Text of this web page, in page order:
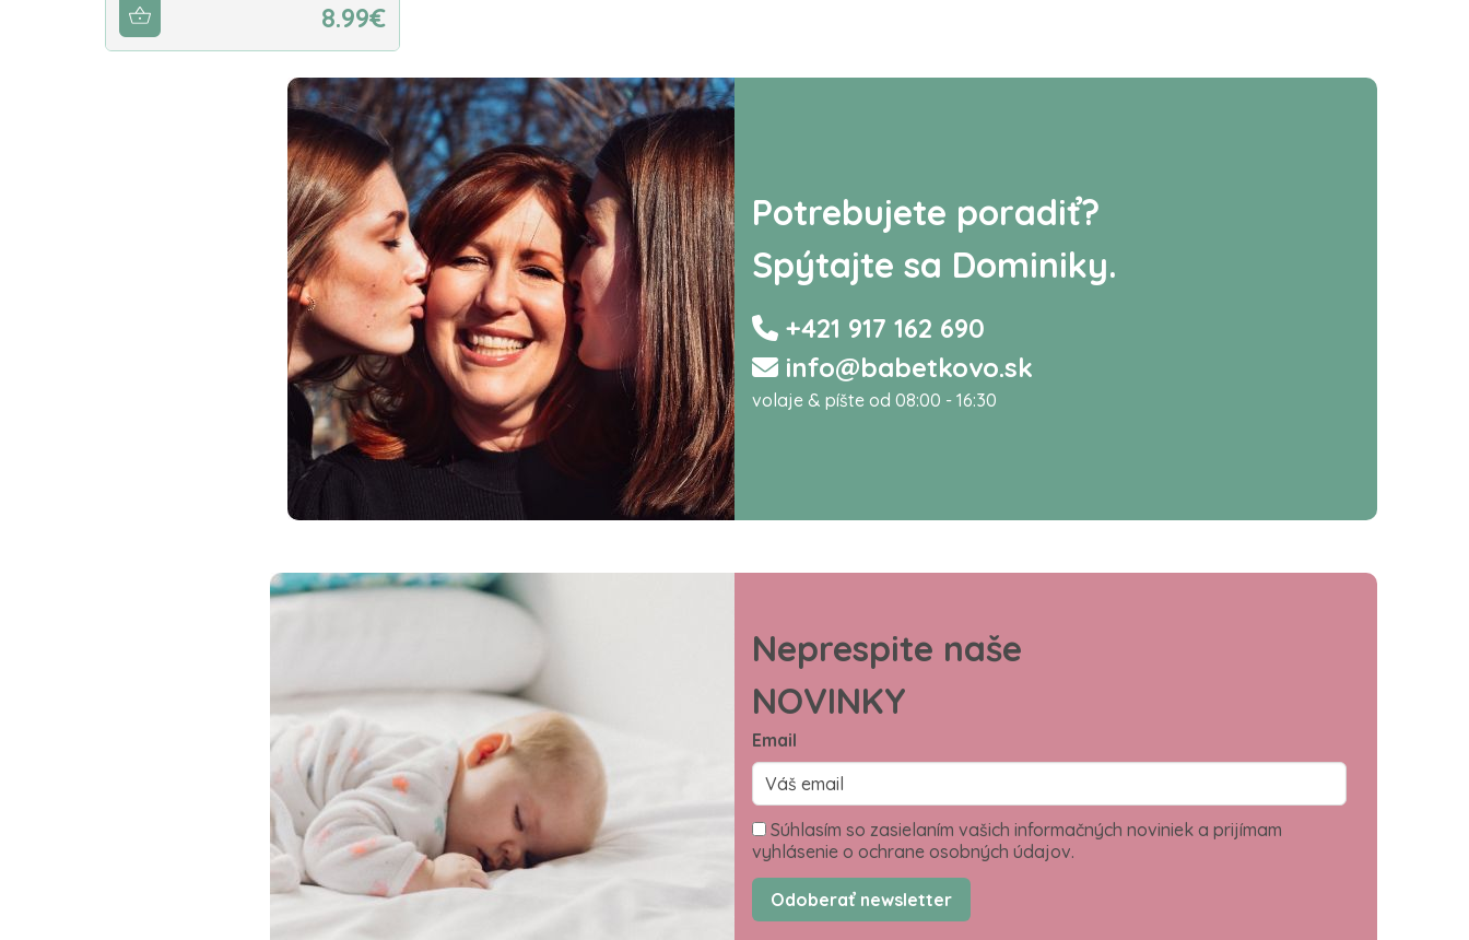
8.99€
Potrebujete poradiť?
Spýtajte sa Dominiky.
+421 917 162 690
info@babetkovo.sk
volaje & píšte od 08:00 - 16:30
Neprespite naše
NOVINKY
Email
Súhlasím so zasielaním vašich informačných noviniek a prijímam
vyhlásenie o ochrane osobných údajov.
Odoberať newsletter